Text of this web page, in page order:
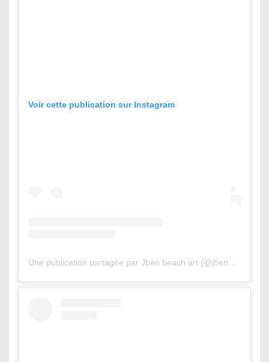
Voir cette publication sur Instagram
Une publication partagée par Jben beach art (@jbenart)